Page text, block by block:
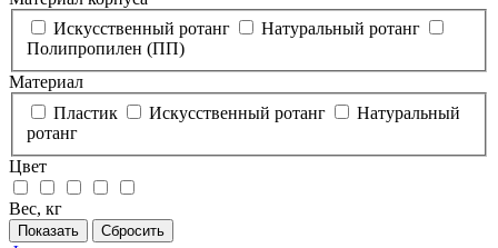
Искусственный ротанг
Натуральный ротанг
Полипропилен (ПП)
Материал
Пластик
Искусственный ротанг
Натуральный
ротанг
Цвет
Вес, кг